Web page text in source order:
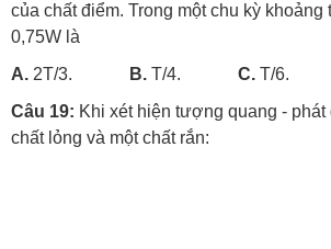
của chất điểm. Trong một chu kỳ
0,75W là
A. 2T/3. B. T/4. C. T/
Câu 19: Khi xét hiện tượng quang - phát
chất lỏng và một chất rắn: